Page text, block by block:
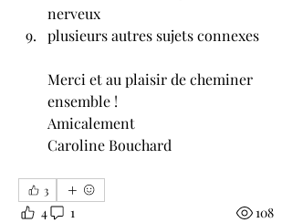
nerveux
plusieurs autres sujets connexes
Merci et au plaisir de cheminer
ensemble !
Amicalement
Caroline Bouchard
3
4 1 108